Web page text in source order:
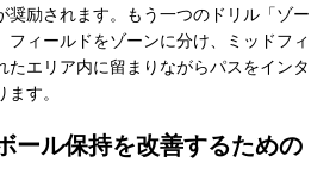
奨励されます。もう一つのドリル「ゾー
フィールドをゾーンに分け、ミッドフィ
たエリア内に留まりながらパスをインタ
す。
ール保持を改善するための